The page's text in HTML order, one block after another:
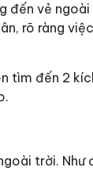
đến vẻ
rõ ràng
tìm đến 2
trời. Như